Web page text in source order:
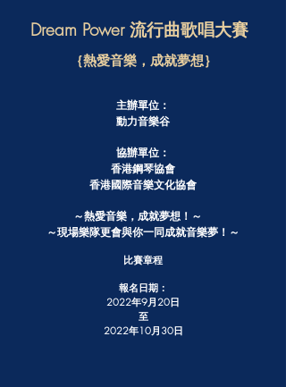
Dream Power 流行曲歌唱大賽
｛熱愛音樂，成就夢想｝
主辦單位：
動力音樂谷
協辦單位：
香港鋼琴協會
香港國際音樂文化協會
～熱愛音樂，成就夢想！～
～現場樂隊更會與你一同成就音樂夢！～
比賽章程
報名日期：
2022年9月20日
至
2022年10月30日